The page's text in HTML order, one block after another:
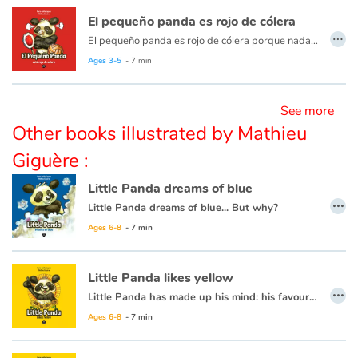
Blog
Learn french with Storyplay'r
French book lists for children
Reading for children
Activities and workshops
Dyslexia and reading disorders
El pequeño panda es rojo de cólera
El pequeño panda es rojo de cólera porque nada se pasa como lo quiere
Ages 3-5 - 7 min
…
See more
Other books illustrated by Mathieu
Giguère :
Little Panda dreams of blue
Little Panda dreams of blue... But why?
This book is also available in French:
Ages 6-8 - 7 min
…
Little Panda likes yellow
Little Panda has made up his mind: his favourite colour is yellow. When his mother asks him why, he explains all the different ways yellow lights up his life. But there’s one other secret reason for you to find out! Come discover a world of colours and rhymes with this delightful series of narrated, animated books featuring Little Panda and his friends.
This book is also available in French:
Ages 6-8 - 7 min
…